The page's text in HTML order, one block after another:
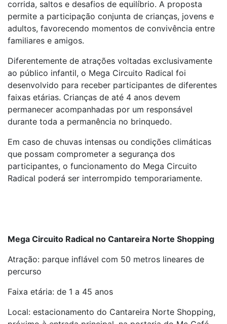
corrida, saltos e desafios de equilíbrio. A proposta
permite a participação conjunta de crianças, jovens e
adultos, favorecendo momentos de convivência entre
familiares e amigos.
Diferentemente de atrações voltadas exclusivamente
ao público infantil, o Mega Circuito Radical foi
desenvolvido para receber participantes de diferentes
faixas etárias. Crianças de até 4 anos devem
permanecer acompanhadas por um responsável
durante toda a permanência no brinquedo.
Em caso de chuvas intensas ou condições climáticas
que possam comprometer a segurança dos
participantes, o funcionamento do Mega Circuito
Radical poderá ser interrompido temporariamente.
Mega Circuito Radical no Cantareira Norte Shopping
Atração: parque inflável com 50 metros lineares de
percurso
Faixa etária: de 1 a 45 anos
Local: estacionamento do Cantareira Norte Shopping,